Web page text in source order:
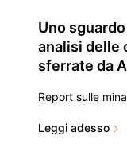
Uno
analisi delle
sferrate da
Report sulle
Leggi adesso